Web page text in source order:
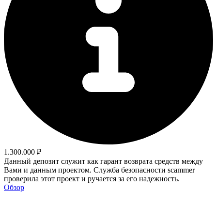
1.300.000 ₽
Данный депозит служит как гарант возврата средств между
Вами и данным проектом. Служба безопасности scammer
проверила этот проект и ручается за его надежность.
Обзор